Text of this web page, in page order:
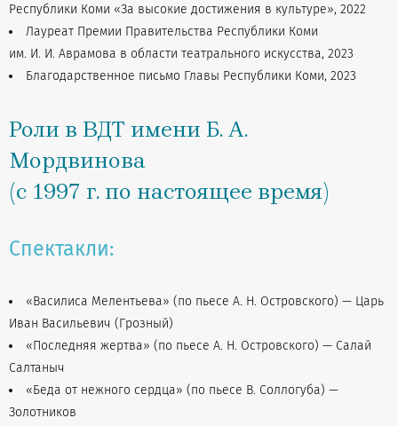
Республики Коми «За высокие достижения в культуре», 2022
Лауреат Премии Правительства Республики Коми
им. И. И. Аврамова в области театрального искусства, 2023
Благодарственное письмо Главы Республики Коми, 2023
Роли в ВДТ имени Б. А.
Мордвинова
(с 1997 г. по настоящее время)
Спектакли:
«Василиса Мелентьева» (по пьесе А. Н. Островского) — Царь
Иван Васильевич (Грозный)
«Последняя жертва» (по пьесе А. Н. Островского) — Салай
Салтаныч
«Беда от нежного сердца» (по пьесе В. Соллогуба) —
Золотников